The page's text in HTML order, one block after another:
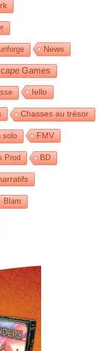
News
Games
Iello
Chasses au trésor
solo FMV
Prod BD
Blam